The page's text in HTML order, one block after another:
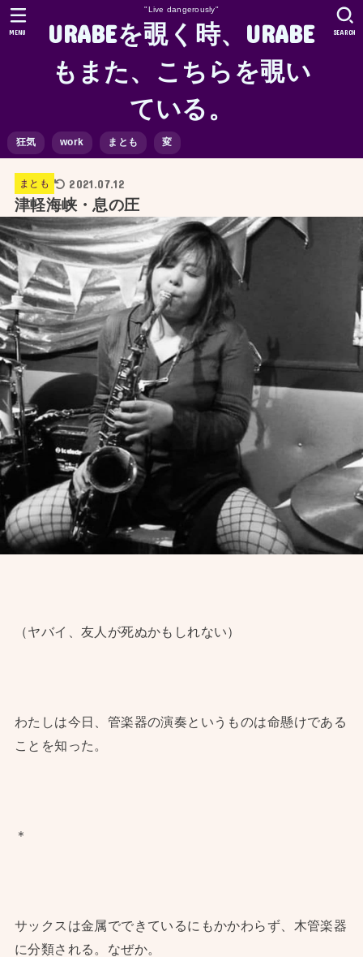
"Live dangerously"
URABEを覗く時、URABE
もまた、こちらを覗い
ている。
狂気 work まとも 変
SEARCH
MENU
まとも 2021.07.12
津軽海峡・息の圧
（ヤバイ、友人が死ぬかもしれない）
わたしは今日、管楽器の演奏というものは命懸けである
ことを知った。
＊
サックスは金属でできているにもかかわらず、木管楽器
に分類される。なぜか。